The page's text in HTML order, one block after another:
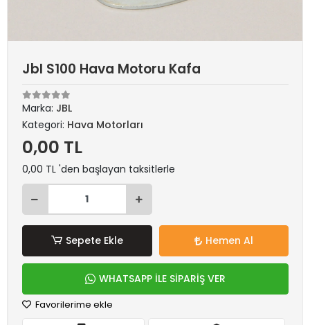
Jbl S100 Hava Motoru Kafa
Marka: JBL
Kategori: Hava Motorları
0,00 TL
0,00 TL 'den başlayan taksitlerle
Sepete Ekle Hemen Al
WHATSAPP İLE SİPARİŞ VER
Favorilerime ekle